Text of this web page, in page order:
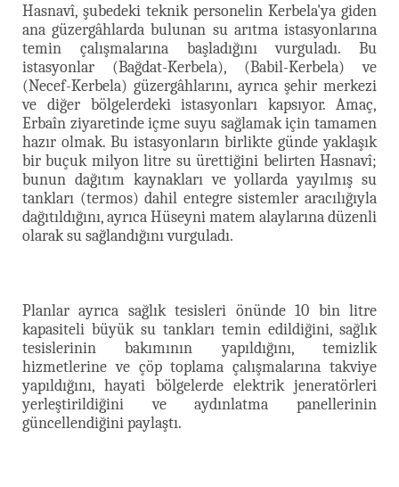
Hasnavî, şubedeki teknik personelin Kerbela'ya giden
ana güzergâhlarda bulunan su arıtma istasyonlarına
temin
çalışmalarına başladığını vurguladı. Bu
istasyonlar (Bağdat-Kerbela), (Babil-Kerbela) ve
(Necef-Kerbela) güzergâhlarını, ayrıca şehir merkezi
ve diğer bölgelerdeki istasyonları kapsıyor. Amaç,
Erbaîn ziyaretinde içme suyu sağlamak için tamamen
hazır olmak. Bu istasyonların birlikte günde yaklaşık
bir buçuk milyon litre su ürettiğini belirten Hasnavî;
bunun dağıtım kaynakları ve yollarda yayılmış su
tankları (termos) dahil entegre sistemler aracılığıyla
dağıtıldığını, ayrıca Hüseyni matem alaylarına düzenli
olarak su sağlandığını vurguladı.
Planlar ayrıca sağlık tesisleri önünde 10 bin litre
kapasiteli büyük su tankları temin edildiğini, sağlık
tesislerinin bakımının yapıldığını, temizlik
hizmetlerine ve çöp toplama çalışmalarına takviye
yapıldığını, hayati bölgelerde elektrik jeneratörleri
yerleştirildiğini ve aydınlatma panellerinin
güncellendiğini paylaştı.